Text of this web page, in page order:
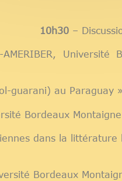
10h30 –
Université
guarani) au Paraguay
Bordeaux
dans la littérature
Bordeaux